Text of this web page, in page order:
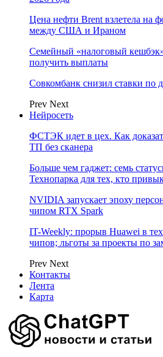
Цена нефти Brent взлетела на
между США и Ираном
Семейный «налоговый
получить выплаты
Совкомбанк снизил ставки по
Prev Next
Нейросеть
ФСТЭК идет в цех. Как
ТП без сканера
Больше чем гаджет: семь
Технопарка для тех, кто
NVIDIA запускает эпоху
чипом RTX Spark
IT-Weekly: прорыв Huawei в
чипов; льготы за проекты по
Prev Next
Контакты
Лента
Карта